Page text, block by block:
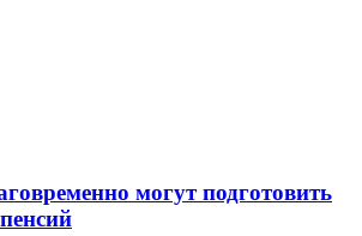
могут подготовить